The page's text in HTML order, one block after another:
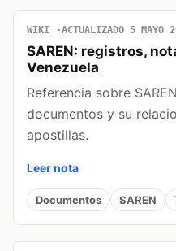
WIKI ACTUALIZADO 5 MAYO
SAREN: registros,
Venezuela
Referencia sobre
documentos y su
apostillas.
Leer nota
Documentos SAREN